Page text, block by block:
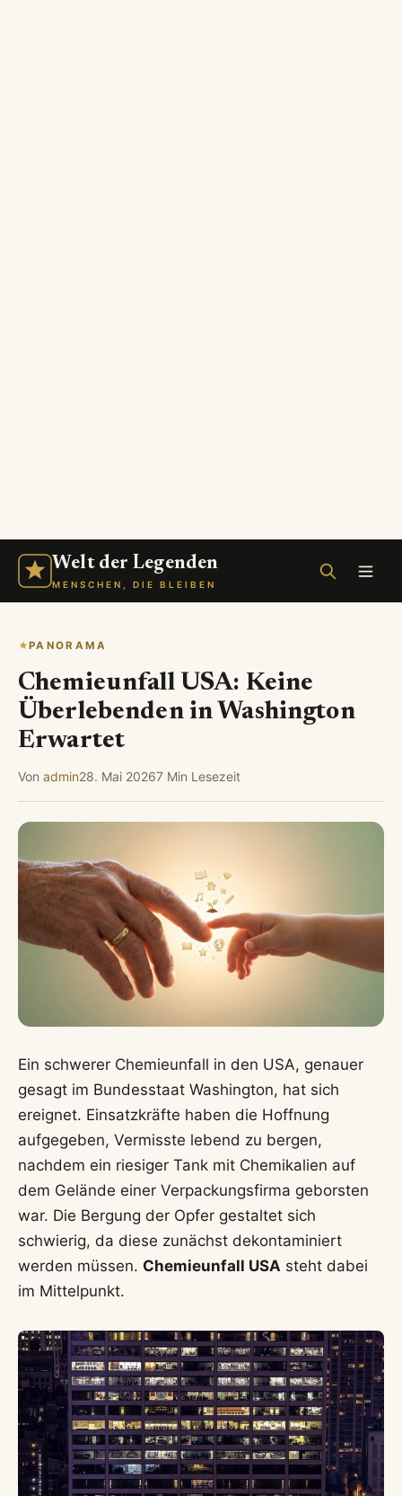
Welt der Legenden
MENSCHEN, DIE BLEIBEN
PANORAMA
Chemieunfall USA: Keine
Überlebenden in Washington
Erwartet
Von admin28. Mai 20267 Min Lesezeit
Ein schwerer Chemieunfall in den USA, genauer
gesagt im Bundesstaat Washington, hat sich
ereignet. Einsatzkräfte haben die Hoffnung
aufgegeben, Vermisste lebend zu bergen,
nachdem ein riesiger Tank mit Chemikalien auf
dem Gelände einer Verpackungsfirma geborsten
war. Die Bergung der Opfer gestaltet sich
schwierig, da diese zunächst dekontaminiert
werden müssen. Chemieunfall USA steht dabei
im Mittelpunkt.